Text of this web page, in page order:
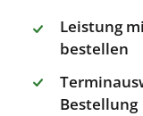
Leistung
bestellen
Bestellung